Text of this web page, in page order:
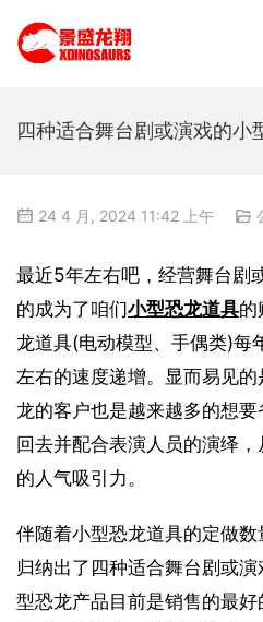
四种适合舞台剧或演戏的小
24 4 月, 2024 11:42 上午
最近5年左右吧，经营舞台剧
的成为了咱们小型恐龙道具的
龙道具(电动模型、手偶类)每
左右的速度递增。显而易见
龙的客户也是越来越多的想
回去并配合表演人员的演绎
的人气吸引力。
伴随着小型恐龙道具的定做
归纳出了四种适合舞台剧或
型恐龙产品目前是销售的最